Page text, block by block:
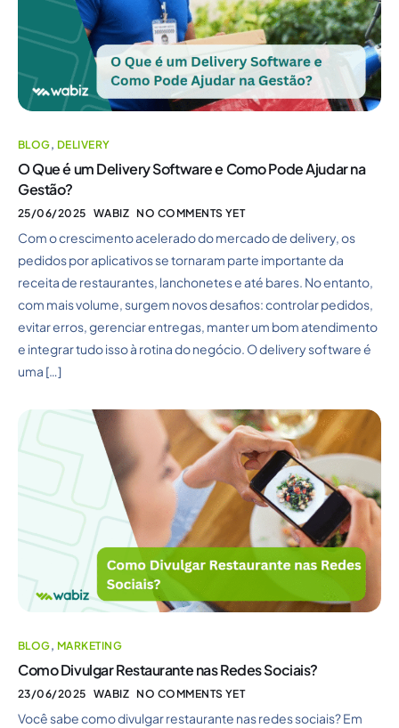
BLOG, DELIVERY
O Que é um Delivery Software e Como Pode Ajudar na
Gestão?
25/06/2025 WABIZ NO COMMENTS YET
Com o crescimento acelerado do mercado de delivery, os
pedidos por aplicativos se tornaram parte importante da
receita de restaurantes, lanchonetes e até bares. No entanto,
com mais volume, surgem novos desafios: controlar pedidos,
evitar erros, gerenciar entregas, manter um bom atendimento
e integrar tudo isso à rotina do negócio. O delivery software é
uma […]
BLOG, MARKETING
Como Divulgar Restaurante nas Redes Sociais?
23/06/2025 WABIZ NO COMMENTS YET
Você sabe como divulgar restaurante nas redes sociais? Em